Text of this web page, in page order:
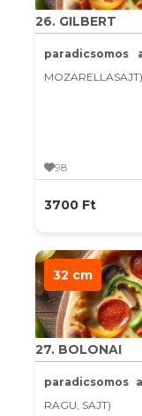
26. GILBERT
paradicsomos
MOZARELLASAJT)
98
3700 Ft
32 cm
27. BOLONAI
paradicsomos
RAGU, SAJT)